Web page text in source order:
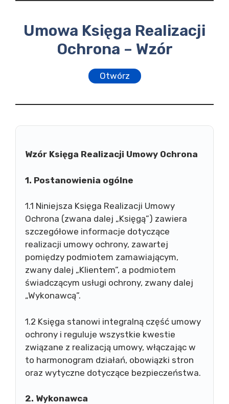
Umowa Księga Realizacji
Ochrona – Wzór
Otwórz
Wzór Księga Realizacji Umowy Ochrona
1. Postanowienia ogólne
1.1 Niniejsza Księga Realizacji Umowy
Ochrona (zwana dalej „Księgą”) zawiera
szczegółowe informacje dotyczące
realizacji umowy ochrony, zawartej
pomiędzy podmiotem zamawiającym,
zwany dalej „Klientem”, a podmiotem
świadczącym usługi ochrony, zwany dalej
„Wykonawcą”.
1.2 Księga stanowi integralną część umowy
ochrony i reguluje wszystkie kwestie
związane z realizacją umowy, włączając w
to harmonogram działań, obowiązki stron
oraz wytyczne dotyczące bezpieczeństwa.
2. Wykonawca